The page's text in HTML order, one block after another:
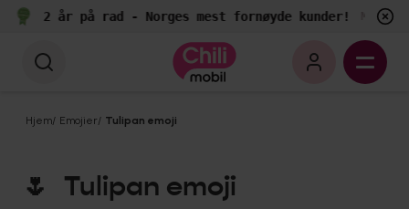
2 år på rad - Norges mest fornøyde kunder! Målt av
Hjem/ Emojier/ Tulipan emoji
🌷 Tulipan emoji